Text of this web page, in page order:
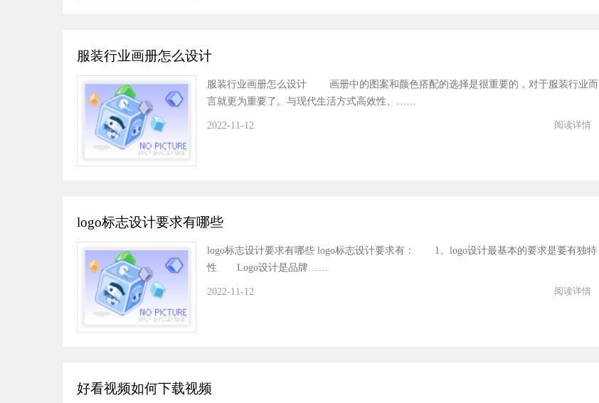
服装行业画册怎么设计
服装行业画册怎么设计 画册中的图案和颜色搭配的选择是很重要的，对于服装行业而
言就更为重要了。与现代生活方式高效性、……
2022-11-12 阅读详情
logo标志设计要求有哪些
logo标志设计要求有哪些 logo标志设计要求有： 1、logo设计最基本的要求是要有独特
性 Logo设计是品牌……
2022-11-12 阅读详情
好看视频如何下载视频